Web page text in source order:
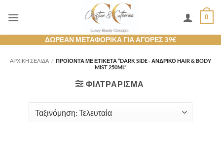
στο
0
ΔΩΡΕΑΝ ΜΕΤΑΦΟΡΙΚΑ ΓΙΑ ΑΓΟΡΕΣ 39€
ΑΡΧΙΚΉ ΣΕΛΊΔΑ / ΠΡΟΪΌΝΤΑ ΜΕ ΕΤΙΚΈΤΑ “DARK SIDE - ΑΝΔΡΙΚΌ HAIR & BODY
MIST 250ML”
ΦΙΛΤΡΆΡΙΣΜΑ